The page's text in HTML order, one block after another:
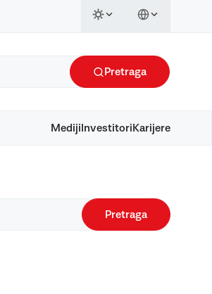
Pretraga
Mediji Investitori Karijere
Pretraga